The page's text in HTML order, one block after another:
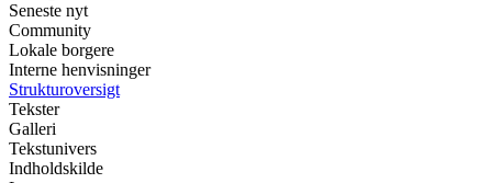
Seneste nyt
Community
Lokale borgere
Interne henvisninger
Strukturoversigt
Tekster
Galleri
Tekstunivers
Indholdskilde